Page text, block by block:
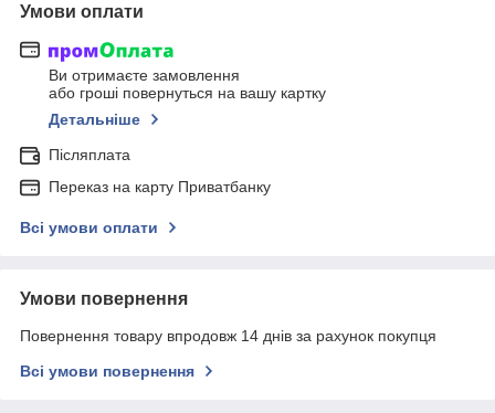
Умови оплати
Ви отримаєте замовлення
або гроші повернуться на вашу картку
Детальніше
Післяплата
Переказ на карту Приватбанку
Всі умови оплати
Умови повернення
Повернення товару впродовж 14 днів за рахунок покупця
Всі умови повернення